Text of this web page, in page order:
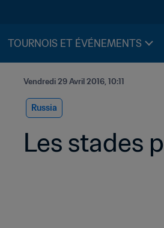
TOURNOIS ET ÉVÉNEMENTS
Vendredi 29 Avril 2016, 10:11
Russia
Les stades